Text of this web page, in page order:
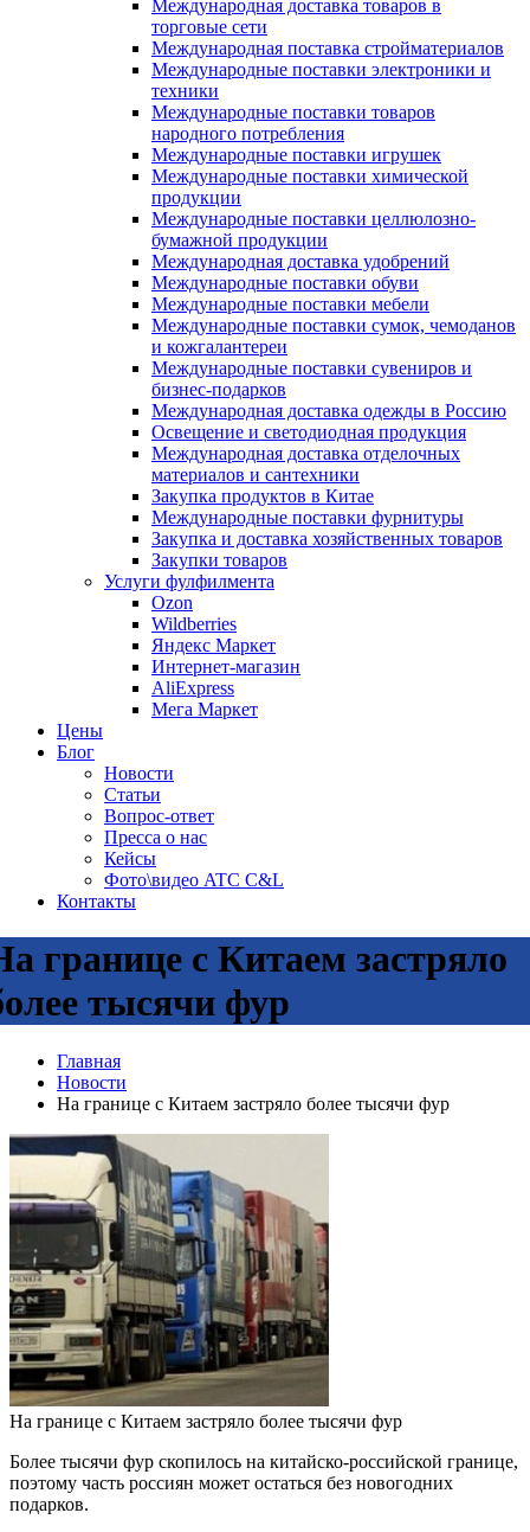
Международная доставка товаров в
торговые сети
Международная поставка стройматериалов
Международные поставки электроники и
техники
Международные поставки товаров
народного потребления
Международные поставки игрушек
Международные поставки химической
продукции
Международные поставки целлюлозно-
бумажной продукции
Международная доставка удобрений
Международные поставки обуви
Международные поставки мебели
Международные поставки сумок, чемоданов
и кожгалантереи
Международные поставки сувениров и
бизнес-подарков
Международная доставка одежды в Россию
Освещение и светодиодная продукция
Международная доставка отделочных
материалов и сантехники
Закупка продуктов в Китае
Международные поставки фурнитуры
Закупка и доставка хозяйственных товаров
Закупки товаров
Услуги фулфилмента
Ozon
Wildberries
Яндекс Маркет
Интернет-магазин
AliExpress
Мега Маркет
Цены
Блог
Новости
Статьи
Вопрос-ответ
Пресса о нас
Кейсы
Фото\видео ATC C&L
Контакты
границе с Китаем застряло
тысячи фур
Главная
Новости
На границе с Китаем застряло более тысячи фур
На границе с Китаем застряло более тысячи фур
Более тысячи фур скопилось на китайско-российской границе,
поэтому часть россиян может остаться без новогодних
подарков.